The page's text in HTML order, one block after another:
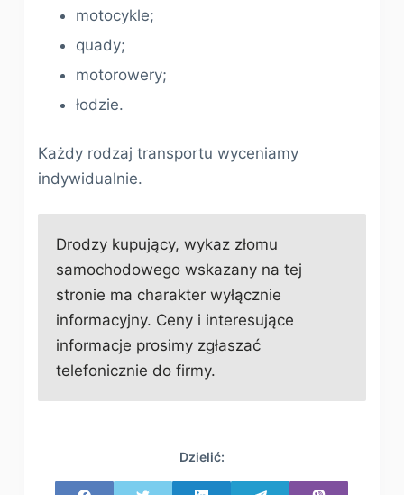
motocykle;
quady;
motorowery;
łodzie.
Każdy rodzaj transportu wyceniamy
indywidualnie.
Drodzy kupujący, wykaz złomu
samochodowego wskazany na tej
stronie ma charakter wyłącznie
informacyjny. Ceny i interesujące
informacje prosimy zgłaszać
telefonicznie do firmy.
Dzielić: